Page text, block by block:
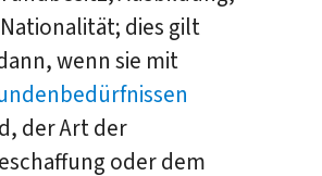
dies gilt
wenn sie mit
der Art der
oder dem